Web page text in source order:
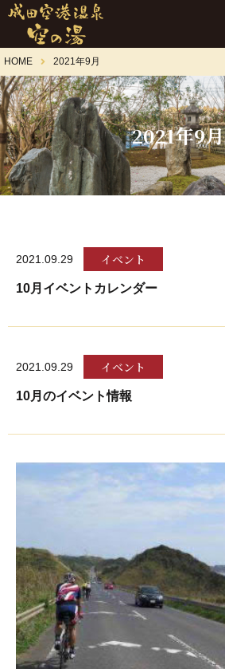
HOME 2021年9月
2021年9月
2021.09.29 イベント
10月イベントカレンダー
2021.09.29 イベント
10月のイベント情報